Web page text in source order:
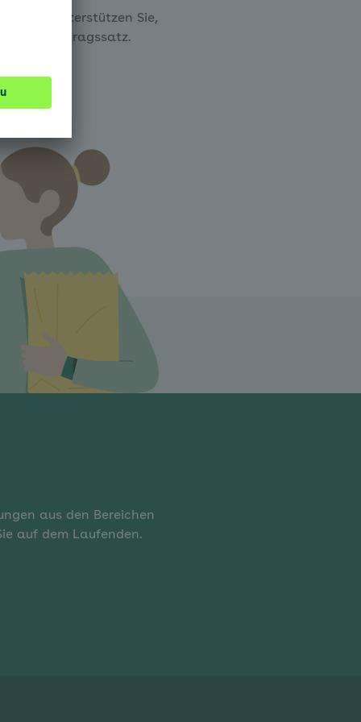
- und unterstützen Sie,
fairen Beitragssatz.
aus den Bereichen
auf dem Laufenden.